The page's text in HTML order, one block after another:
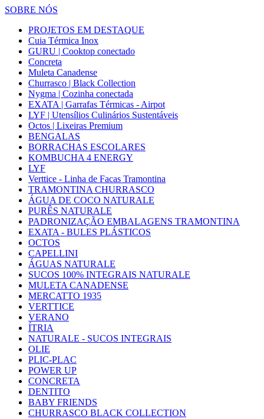
SOBRE NÓS
PROJETOS EM DESTAQUE
Cuia Térmica Inox
GURU | Cooktop conectado
Concreta
Muleta Canadense
Churrasco | Black Collection
Nygma | Cozinha conectada
EXATA | Garrafas Térmicas - Airpot
LYF | Utensílios Culinários Sustentáveis
Octos | Lixeiras Premium
BENGALAS
BORRACHAS ESCOLARES
KOMBUCHA 4 ENERGY
LYF
Verttice - Linha de Facas Tramontina
TRAMONTINA CHURRASCO
ÁGUA DE COCO NATURALE
PURÊS NATURALE
PADRONIZAÇÃO EMBALAGENS TRAMONTINA
EXATA - BULES PLÁSTICOS
OCTOS
CAPELLINI
ÁGUAS NATURALE
SUCOS 100% INTEGRAIS NATURALE
MULETA CANADENSE
MERCATTO 1935
VERTTICE
VERANO
ÍTRIA
NATURALE - SUCOS INTEGRAIS
OLIE
PLIC-PLAC
POWER UP
CONCRETA
DENTITO
BABY FRIENDS
CHURRASCO BLACK COLLECTION